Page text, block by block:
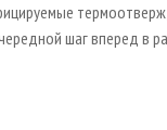
шаг вперед в